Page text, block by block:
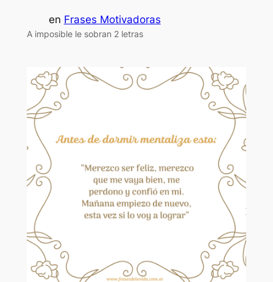
en Frases Motivadoras
A imposible le sobran 2 letras